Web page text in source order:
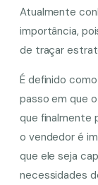
Atualmente
importância,
de traçar
É definido
passo em que
que finalmente
o vendedor é
que ele seja
necessidades